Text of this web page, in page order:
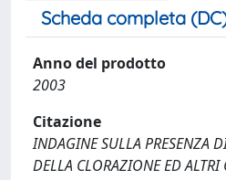
Scheda completa
Anno del prodotto
2003
Citazione
INDAGINE SULLA PRESENZA
DELLA CLORAZIONE ED